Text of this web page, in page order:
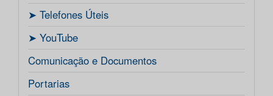
ㅤ➤ Telefones Úteis
ㅤ➤ YouTube
Comunicação e Documentos
Portarias